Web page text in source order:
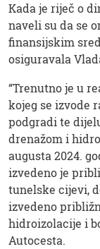
Kada je riječ o
naveli su da se
finansijskim
osiguravala
“Trenutno je u
kojeg se izvode
podgradi te
drenažom i
augusta 2024.
izvedeno je
tunelske cijevi,
izvedeno
hidroizolacije i
Autocesta.